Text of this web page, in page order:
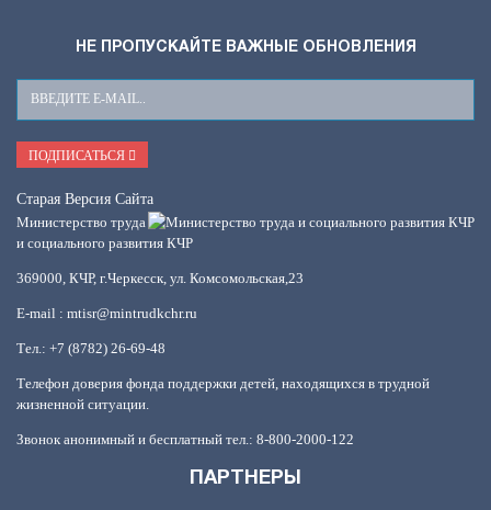
НЕ ПРОПУСКАЙТЕ ВАЖНЫЕ ОБНОВЛЕНИЯ
Ваш
E-
Mail
ПОДПИСАТЬСЯ
Старая Версия Сайта
Министерство труда
и социального развития КЧР
369000, КЧР, г.Черкесск, ул. Комсомольская,23
E-mail : mtisr@mintrudkchr.ru
Тел.: +7 (8782) 26-69-48
Телефон доверия фонда поддержки детей, находящихся в трудной
жизненной ситуации.
Звонок анонимный и бесплатный тел.: 8-800-2000-122
ПАРТНЕРЫ